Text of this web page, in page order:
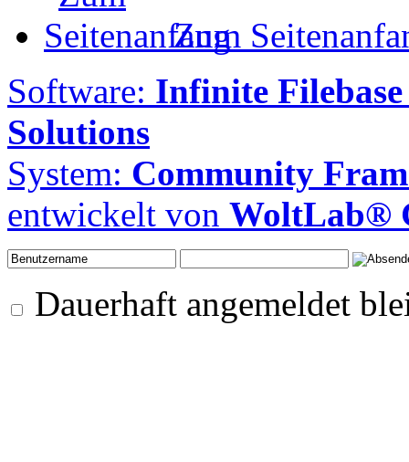
Zum
Software: Infinite Filebase
Solutions
System: Community
entwickelt von WoltLab®
Dauerhaft angemeldet